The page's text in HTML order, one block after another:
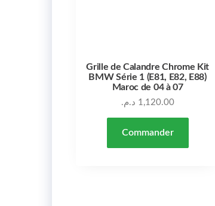
Grille de Calandre Chrome Kit
BMW Série 1 (E81, E82, E88)
Maroc de 04 à 07
1,120.00 د.م.
Commander